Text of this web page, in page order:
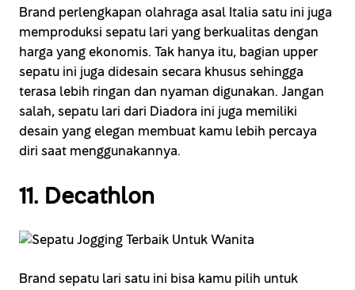
Brand perlengkapan olahraga asal Italia satu ini juga
memproduksi sepatu lari yang berkualitas dengan
harga yang ekonomis. Tak hanya itu, bagian upper
sepatu ini juga didesain secara khusus sehingga
terasa lebih ringan dan nyaman digunakan. Jangan
salah, sepatu lari dari Diadora ini juga memiliki
desain yang elegan membuat kamu lebih percaya
diri saat menggunakannya.
11. Decathlon
Brand sepatu lari satu ini bisa kamu pilih untuk